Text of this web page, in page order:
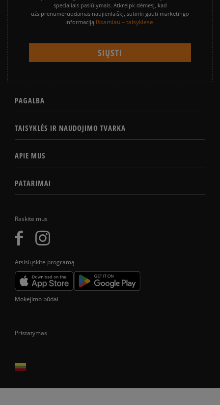
Raskite mus
Atsisiųskite programą
specialiais pasiūlymais. Atkreipk dėmesį, kad
užsiprenumeruodamas naujienlaiškį, sutinki gauti marketingo
informaciją.Išsamiau – taisyklėse.
PAGALBA
TAISYKLĖS IR NAUDOJIMO TVARKA
APIE MUS
PATARIMAI
Mokėjimo būdai
Pristatymas